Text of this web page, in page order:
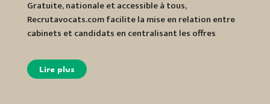
Gratuite, nationale et accessible à tous,
Recrutavocats.com facilite la mise en relation entre
cabinets et candidats en centralisant les offres
Lire plus